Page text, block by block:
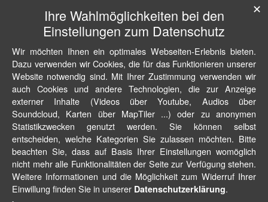
Ihre Wahlmöglichkeiten bei den
Einstellungen zum Datenschutz
Wir möchten Ihnen ein optimales Webseiten-Erlebnis bieten.
Dazu verwenden wir Cookies, die für das Funktionieren unserer
Website notwendig sind. Mit Ihrer Zustimmung verwenden wir
auch Cookies und andere Technologien, die zur Anzeige
externer Inhalte (Videos über Youtube, Audios über
Soundcloud, Karten über MapTiler ...) oder zu anonymen
Statistikzwecken genutzt werden. Sie können selbst
entscheiden, welche Kategorien Sie zulassen möchten. Bitte
beachten Sie, dass auf Basis Ihrer Einstellungen womöglich
nicht mehr alle Funktionalitäten der Seite zur Verfügung stehen.
Weitere Informationen und die Möglichkeit zum Widerruf Ihrer
Einwillung finden Sie in unserer Datenschutzerklärung.
✕